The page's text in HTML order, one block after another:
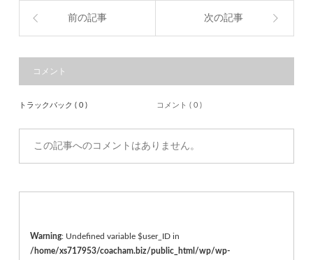
前の記事 次の記事
コメント
トラックバック ( 0 ) コメント ( 0 )
この記事へのコメントはありません。
Warning : Undefined variable $user_ID in
/home/xs717953/coacham.biz/public_html/wp/wp-